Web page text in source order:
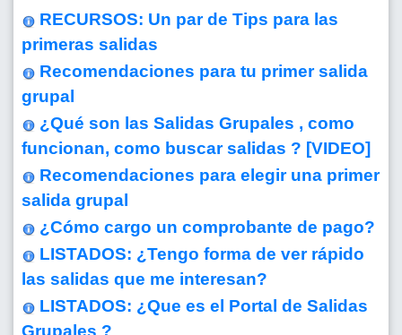
RECURSOS: Un par de Tips para las
primeras salidas
Recomendaciones para tu primer salida
grupal
¿Qué son las Salidas Grupales , como
funcionan, como buscar salidas ? [VIDEO]
Recomendaciones para elegir una primer
salida grupal
¿Cómo cargo un comprobante de pago?
LISTADOS: ¿Tengo forma de ver rápido
las salidas que me interesan?
LISTADOS: ¿Que es el Portal de Salidas
Grupales ?